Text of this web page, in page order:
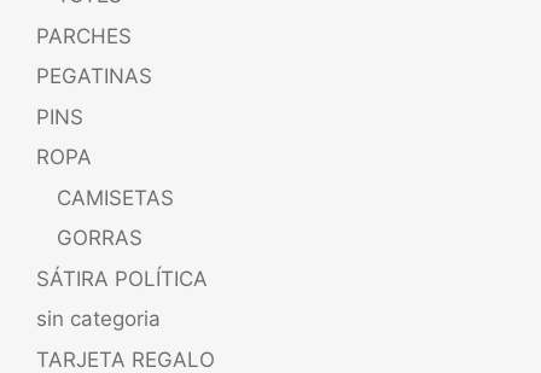
PARCHES
PEGATINAS
PINS
ROPA
CAMISETAS
GORRAS
SÁTIRA POLÍTICA
sin categoria
TARJETA REGALO